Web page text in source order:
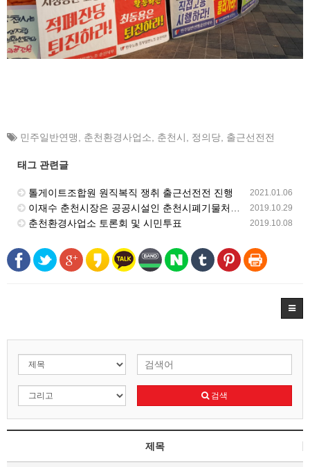
민주일반연맹 춘천환경사업소 춘천시 정의당 출근선전전
태그 관련글
2021.01.06
톨게이트조합원 원직복직 쟁취 출근선전전 진행
2019.10.29
이재수 춘천시장은 공공시설인 춘천시폐기물처리시설(춘천환경공원)의 민간위탁을 해지하고 직접운영 결단하라!
2019.10.08
춘천환경사업소 토론회 및 시민투표
검색
제목